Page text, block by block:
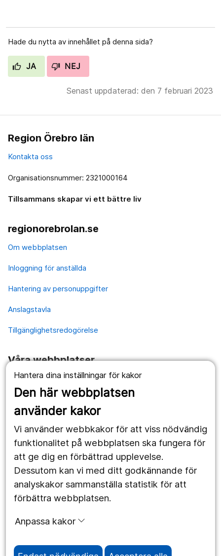
Hantera dina inställningar för kakor
Den här webbplatsen
använder kakor
Vi använder webbkakor för att viss nödvändig
funktionalitet på webbplatsen ska fungera för
att ge dig en förbättrad upplevelse.
Dessutom kan vi med ditt godkännande för
analyskakor sammanställa statistik för att
förbättra webbplatsen.
Anpassa kakor
Hade du nytta av innehållet på denna sida?
JA NEJ
Senast uppdaterad: den 7 februari 2023
Region Örebro län
Kontakta oss
Organisationsnummer: 2321000164
Tillsammans skapar vi ett bättre liv
regionorebrolan.se
Om webbplatsen
Inloggning för anställda
Hantering av personuppgifter
Anslagstavla
Tillgänglighetsredogörelse
Våra webbplatser
1177.se
Länstrafiken
Utveckling
Följ oss
Facebook